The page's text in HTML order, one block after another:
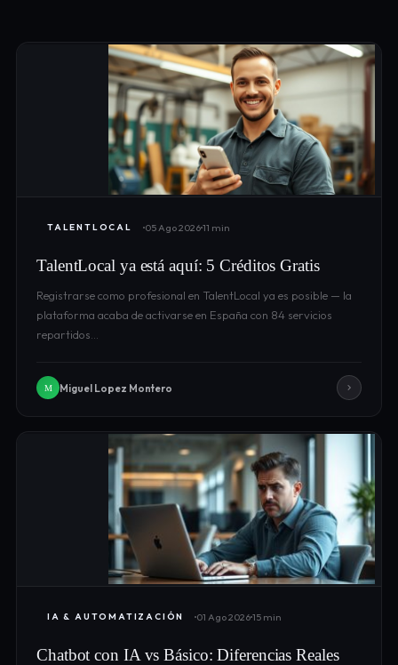
TALENTLOCAL 05 Ago 202611 min
TalentLocal ya está aquí: 5 Créditos Gratis
Registrarse como profesional en TalentLocal ya es posible — la
plataforma acaba de activarse en España con 84 servicios
repartidos…
M Miguel Lopez Montero
IA & AUTOMATIZACIÓN 01 Ago 202615 min
Chatbot con IA vs Básico: Diferencias Reales